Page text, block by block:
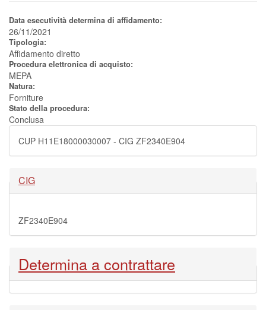
Data esecutività determina di affidamento:
26/11/2021
Tipologia:
Affidamento diretto
Procedura elettronica di acquisto:
MEPA
Natura:
Forniture
Stato della procedura:
Conclusa
CUP H11E18000030007 - CIG ZF2340E904
Nascondi
CIG
ZF2340E904
Nascondi
Determina a contrattare